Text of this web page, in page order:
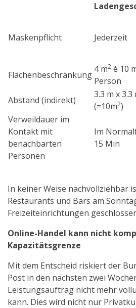
Maskenpflicht Jederzeit
Flächenbeschränkung
4 m2 è 10
Person
Abstand (indirekt)
3.3 m x 3.3
(=10m2)
Verweildauer im
Kontakt mit
benachbarten
Personen
Im
15 Min
In keiner Weise nachvollziehbar
Restaurants und Bars am
Freizeiteinrichtungen
Online-Handel kann nicht
Kapazitätsgrenze
Mit dem Entscheid riskiert der
Post in den nächsten zwei
Leistungsauftrag nicht mehr
kann. Dies wird nicht nur